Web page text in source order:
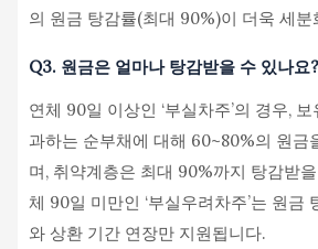
의 원금 탕감률(최대 90%)이 더욱 세분
Q3. 원금은 얼마나 탕감받을 수 있나요?
연체 90일 이상인 ‘부실차주’의 경우,
과하는 순부채에 대해 60~80%의 원금
며, 취약계층은 최대 90%까지 탕감받
체 90일 미만인 ‘부실우려차주’는 원금
와 상환 기간 연장만 지원됩니다.